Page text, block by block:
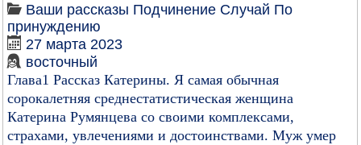
Ваши рассказы Подчинение Случай По
принуждению
27 марта 2023
восточный
Глава1 Рассказ Катерины. Я самая обычная
сорокалетняя среднестатистическая женщина
Катерина Румянцева со своими комплексами,
страхами, увлечениями и достоинствами. Муж умер